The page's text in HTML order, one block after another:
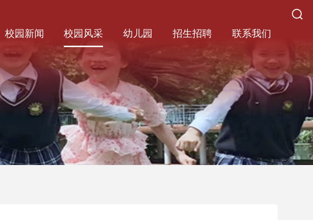
校园新闻 校园风采 幼儿园 招生招聘 联系我们